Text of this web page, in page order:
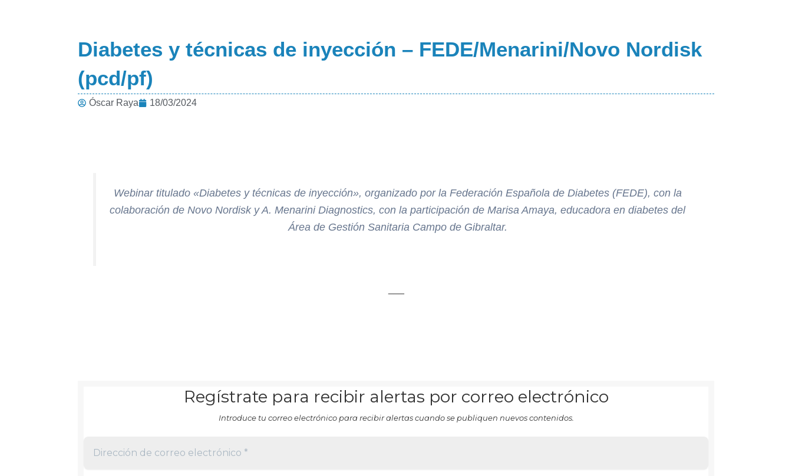
Diabetes y técnicas de inyección – FEDE/Menarini/Novo Nordisk
(pcd/pf)
Óscar Raya 18/03/2024
Webinar titulado «Diabetes y técnicas de inyección», organizado por la Federación Española de Diabetes (FEDE), con la
colaboración de Novo Nordisk y A. Menarini Diagnostics, con la participación de Marisa Amaya, educadora en diabetes del
Área de Gestión Sanitaria Campo de Gibraltar.
Regístrate para recibir alertas por correo electrónico
Introduce tu correo electrónico para recibir alertas cuando se publiquen nuevos contenidos.